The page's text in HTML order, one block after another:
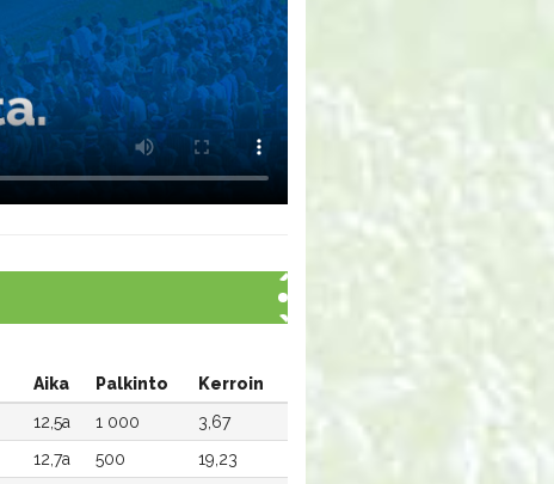
Aika Palkinto
Kerroin
12,5a 1 000
3,67
12,7a 500
19,23